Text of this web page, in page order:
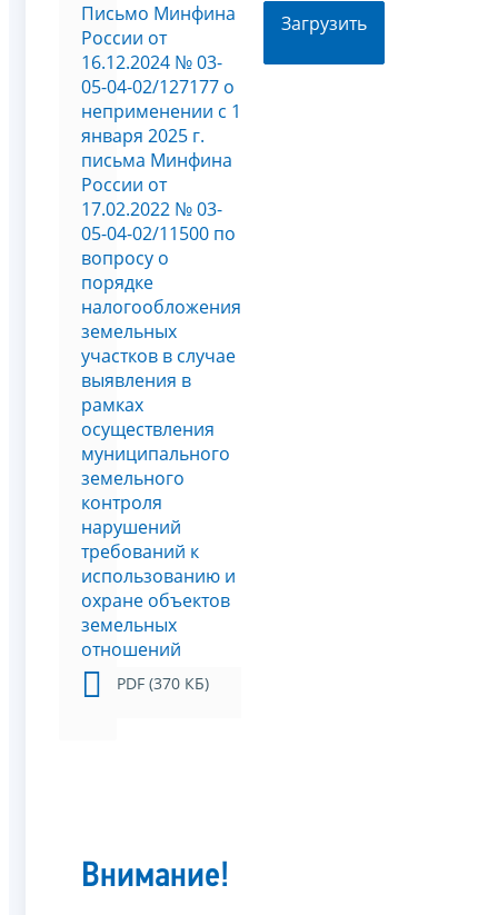
Письмо Минфина
России от
16.12.2024 № 03-
05-04-02/127177 о
неприменении с 1
января 2025 г.
письма Минфина
России от
17.02.2022 № 03-
05-04-02/11500 по
вопросу о
порядке
налогообложения
земельных
участков в случае
выявления в
рамках
осуществления
муниципального
земельного
контроля
нарушений
требований к
использованию и
охране объектов
земельных
отношений
PDF (370 КБ)
Загрузить
Внимание!